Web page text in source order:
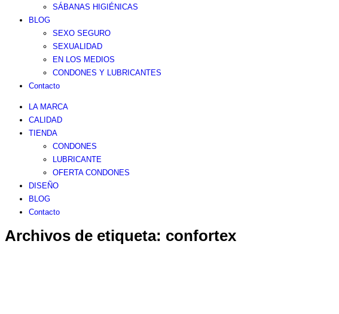
SÁBANAS HIGIÉNICAS
BLOG
SEXO SEGURO
SEXUALIDAD
EN LOS MEDIOS
CONDONES Y LUBRICANTES
Contacto
LA MARCA
CALIDAD
TIENDA
CONDONES
LUBRICANTE
OFERTA CONDONES
DISEÑO
BLOG
Contacto
Archivos de etiqueta: confortex